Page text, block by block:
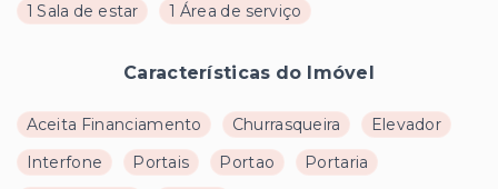
1 Sala de estar
1 Área de serviço
Características do Imóvel
Aceita Financiamento Churrasqueira
Elevador
Interfone
Portais Portao
Portaria